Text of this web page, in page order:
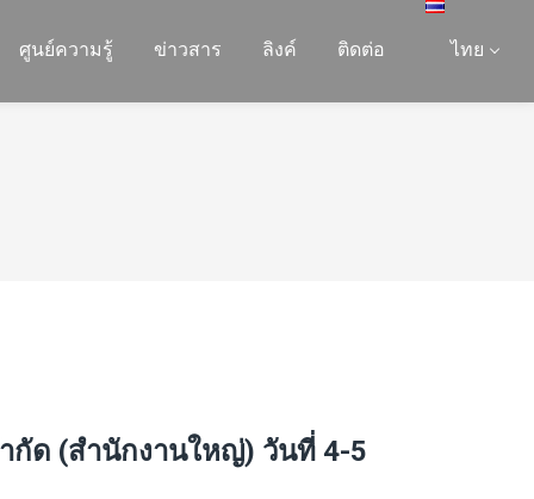
ศูนย์ความรู้ ข่าวสาร ลิงค์ ติดต่อ ไทย
กัด (สำนักงานใหญ่) วันที่ 4-5